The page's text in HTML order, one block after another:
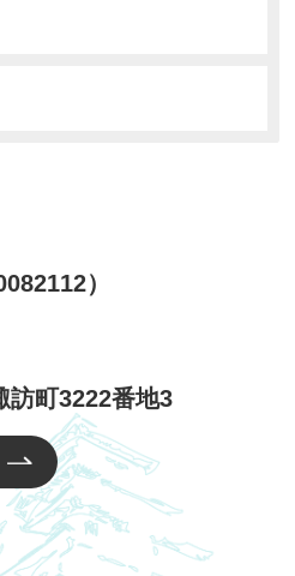
）
訪町3222番地3